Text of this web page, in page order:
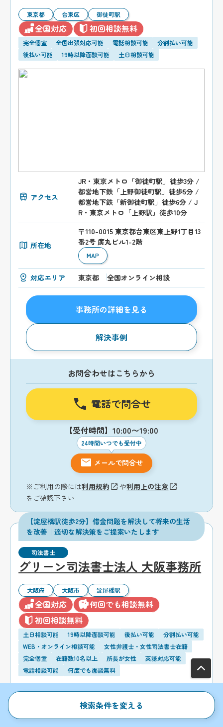
東京都 台東区 御徒町駅
全国対応 初回相談無料
完全個室 全国出張対応可能 電話相談可能
分割払い可能
後払い可能
19時以降面談可能 土日相談可能
アクセス
JR・東京メトロ「御徒町駅」徒歩3分 /
都営地下鉄「上野御徒町駅」徒歩5分 /
都営地下鉄「新御徒町駅」徒歩6分 / J
R・東京メトロ「上野駅」徒歩10分
所在地
〒110-0015 東京都台東区東上野1丁目13
番2号 廣丸ビル1-2階
MAP
対応エリア 東京都 全国オンライン相談
事務所の詳細を見る
解決事例
お問合わせはこちらから
電話で問合せ
【受付時間】10:00〜19:00
24時間いつでも受付中
メールで問合せ
※ご利用の際には利用規約 や利用上の注意
をご確認下さい
【淀屋橋駅徒歩2分】借金問題を解決して将来の生活
を改善｜適切な解決策をご提案いたします
司法書士
グリーン司法書士法人 大阪事務所
大阪府 大阪市 淀屋橋駅
全国対応
何回でも相談無料
初回相談無料
土日相談可能 19時以降面談可能 後払い可能
分割払い可能
WEB・オンライン相談可能
女性弁護士・女性司法書士在籍
完全個室
在籍数10名以上 所長が女性
英語対応可能
電話相談可能
何度でも面談無料
検索条件を変える